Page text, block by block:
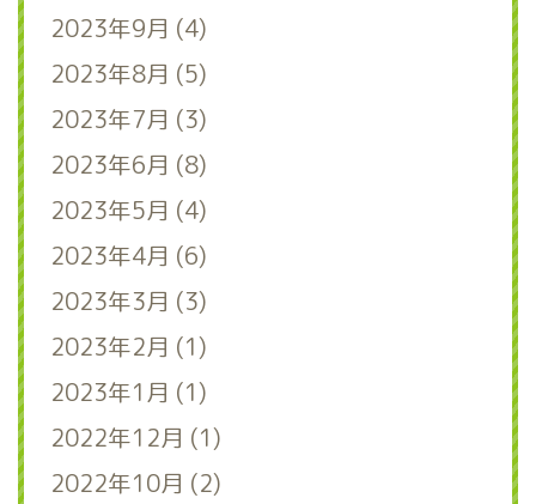
2023年9月 (4)
2023年8月 (5)
2023年7月 (3)
2023年6月 (8)
2023年5月 (4)
2023年4月 (6)
2023年3月 (3)
2023年2月 (1)
2023年1月 (1)
2022年12月 (1)
2022年10月 (2)